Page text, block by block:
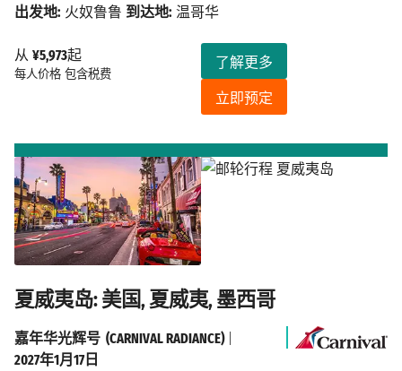
从 ¥5,973起
每人价格 包含税费
了解更多
立即预定
出发地: 火奴鲁鲁 到达地: 温哥华
夏威夷岛: 美国, 夏威夷, 墨西哥
嘉年华光辉号 (CARNIVAL RADIANCE)|
2027年1月17日